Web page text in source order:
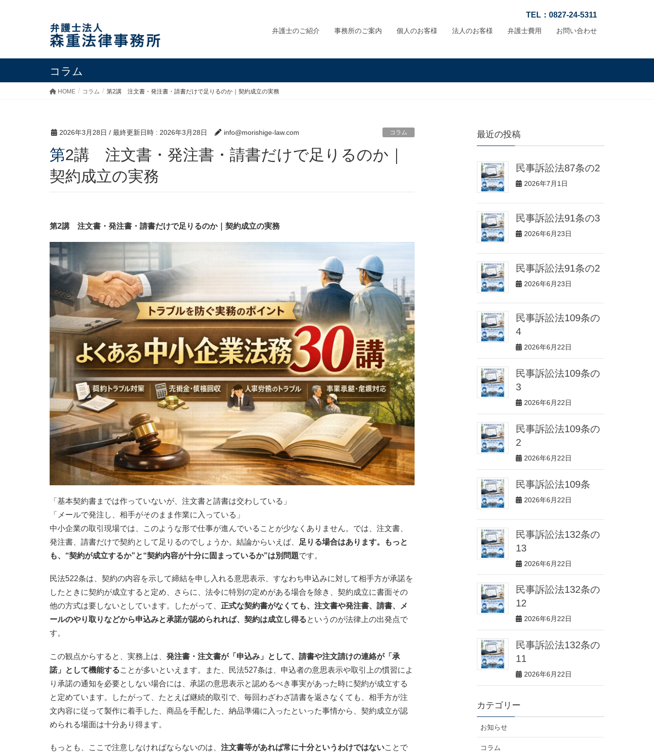
TEL：0827-24-5311
弁護士のご紹介 事務所のご案内 個人のお客様 法人のお客様 弁護士費用 お問い合わせ
コラム
HOME コラム 第2講 注文書・発注書・請書だけで足りるのか｜契約成立の実務
2026年3月28日 / 最終更新日時 : 2026年3月28日 info@morishige-law.com コラム
第2講 注文書・発注書・請書だけで足りるのか｜
契約成立の実務
第2講 注文書・発注書・請書だけで足りるのか｜契約成立の実務
「基本契約書までは作っていないが、注文書と請書は交わしている」
「メールで発注し、相手がそのまま作業に入っている」
中小企業の取引現場では、このような形で仕事が進んでいることが少なくありません。では、注文書、
発注書、請書だけで契約として足りるのでしょうか。結論からいえば、
足りる場合はあります。もっと
も、“契約が成立するか”と“契約内容が十分に固まっているか”は別問題です。
民法522条は、契約の内容を示して締結を申し入れる意思表示、すなわち申込みに対して相手方が承諾を
したときに契約が成立すると定め、さらに、法令に特別の定めがある場合を除き、契約成立に書面その
他の方式は要しないとしています。したがって、 正式な契約書がなくても、注文書や発注書、請書、メ
ールのやり取りなどから申込みと承諾が認められれば、契約は成立し得るというのが法律上の出発点で
す。
この観点からすると、実務上は、 発注書・注文書が「申込み」として、請書や注文請けの連絡が「承
諾」として機能することが多いといえます。また、民法527条は、申込者の意思表示や取引上の慣習によ
り承諾の通知を必要としない場合には、承諾の意思表示と認めるべき事実があった時に契約が成立する
と定めています。したがって、たとえば継続的取引で、毎回わざわざ請書を返さなくても、相手方が注
文内容に従って製作に着手した、商品を手配した、納品準備に入ったといった事情から、契約成立が認
められる場面は十分あり得ます。
もっとも、ここで注意しなければならないのは、 注文書等があれば常に十分というわけではないことで
最近の投稿
民事訴訟法87条の2
2026年7月1日
民事訴訟法91条の3
2026年6月23日
民事訴訟法91条の2
2026年6月23日
民事訴訟法109条の
4
2026年6月22日
民事訴訟法109条の
3
2026年6月22日
民事訴訟法109条の
2
2026年6月22日
民事訴訟法109条
2026年6月22日
民事訴訟法132条の
13
2026年6月22日
民事訴訟法132条の
12
2026年6月22日
民事訴訟法132条の
11
2026年6月22日
カテゴリー
お知らせ
コラム